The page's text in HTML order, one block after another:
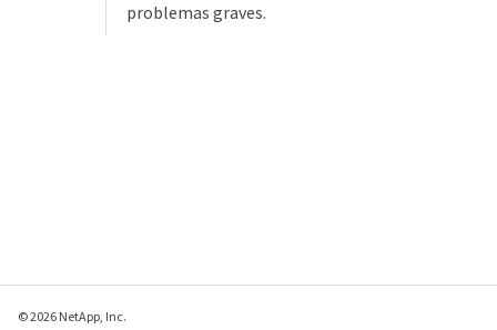
problemas graves.
© 2026 NetApp, Inc.